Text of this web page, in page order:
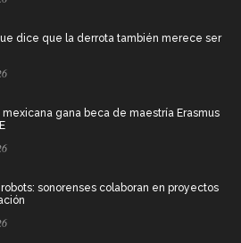
dice que la derrota también merece ser
mexicana gana beca de maestría Erasmus
sonorenses colaboran en proyectos